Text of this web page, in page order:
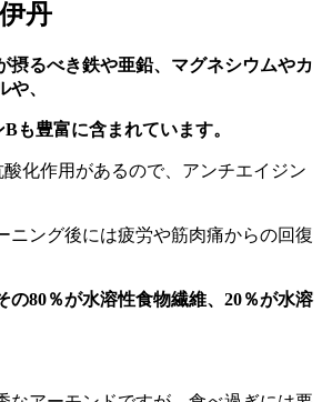
丹
摂るべき鉄や亜鉛、マグネシウムやカ
や、
も豊富に含まれています。
化作用があるので、アンチエイジン
ニング後には疲労や筋肉痛からの回復
の80％が水溶性食物繊維、20％が水溶